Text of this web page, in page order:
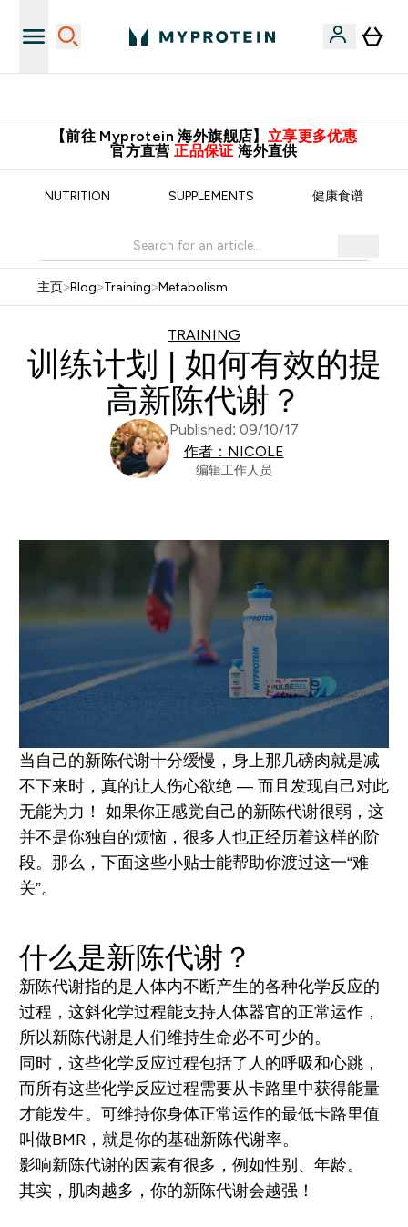
【前往 Myprotein 海外旗舰店】 立享更多优惠
官方直营 正品保证 海外直供
NUTRITION SUPPLEMENTS 健康食谱
主页>Blog>Training>Metabolism
TRAINING
训练计划 | 如何有效的提
高新陈代谢？
Published: 09/10/17
作者：NICOLE
编辑工作人员
当自己的新陈代谢十分缓慢，身上那几磅肉就是减
不下来时，真的让人伤心欲绝 — 而且发现自己对此
无能为力！
如果你正感觉自己的新陈代谢很弱，这
并不是你独自的烦恼，很多人也正经历着这样的阶
段。那么，下面这些小贴士能帮助你渡过这一“难
关”。
什么是新陈代谢？
新陈代谢指的是人体内不断产生的各种化学反应的
过程，这斜化学过程能支持人体器官的正常运作，
所以新陈代谢是人们维持生命必不可少的。
同时，这些化学反应过程包括了人的呼吸和心跳，
而所有这些化学反应过程需要从卡路里中获得能量
才能发生。可维持你身体正常运作的最低卡路里值
叫做BMR，就是你的基础新陈代谢率。
影响新陈代谢的因素有很多，例如性别、年龄。
其实，肌肉越多，你的新陈代谢会越强！